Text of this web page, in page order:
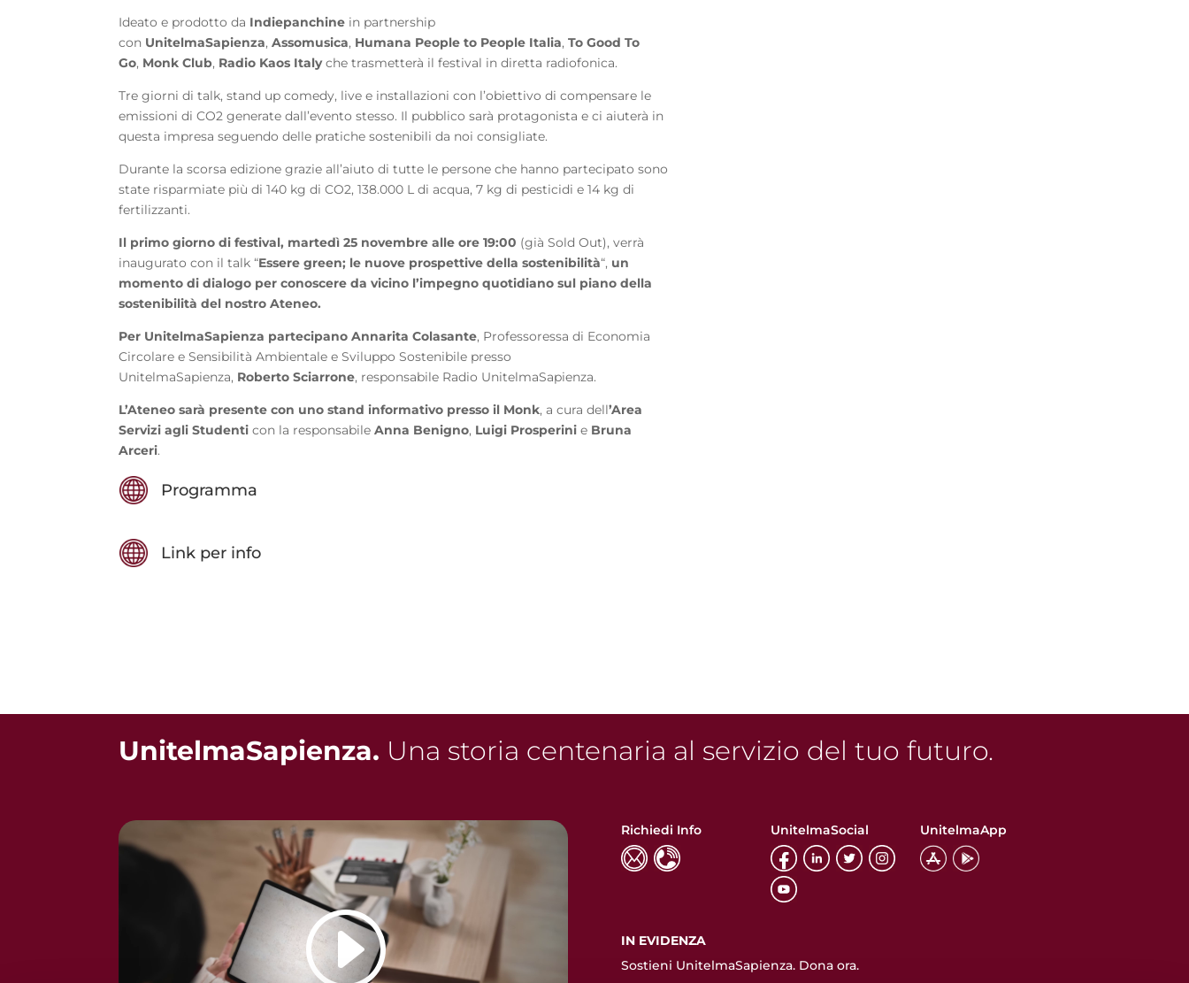
Ideato e prodotto da Indiepanchine in partnership
con UnitelmaSapienza,Assomusica, Humana People to People Italia, To Good To
Go, Monk Club, Radio Kaos Italyche trasmetterà il festival in diretta radiofonica.
Tre giorni di talk, stand up comedy, live e installazioni con l’obiettivo di compensare le
emissioni di CO2 generate dall’evento stesso. Il pubblico sarà protagonista e ci aiuterà in
questa impresa seguendo delle pratiche sostenibili da noi consigliate.
Durante la scorsa edizione grazie all’aiuto di tutte le persone che hanno partecipato sono
state risparmiate più di 140 kg di CO2, 138.000 L di acqua, 7 kg di pesticidi e 14 kg di
fertilizzanti.
Il primo giorno di festival, martedì 25 novembre alle ore 19:00 (già Sold Out), verrà
inaugurato con il talk “Essere green; le nuove prospettive della sostenibilità“, un
momento di dialogo per conoscere da vicino l’impegno quotidiano sul piano della
sostenibilità del nostro Ateneo.
Per UnitelmaSapienza partecipano Annarita Colasante, Professoressa di Economia
Circolare e Sensibilità Ambientale e Sviluppo Sostenibile presso
UnitelmaSapienza, Roberto Sciarrone, responsabile Radio UnitelmaSapienza.
L’Ateneo sarà presente con uno stand informativo presso il Monk, a cura dell’Area
Servizi agli Studenti con la responsabileAnna Benigno, Luigi Prosperini e Bruna
Arceri.
Programma
Link per info
UnitelmaSapienza. Una storia centenaria al servizio del tuo futuro.
Richiedi Info UnitelmaSocial UnitelmaApp
IN EVIDENZA
Sostieni UnitelmaSapienza. Dona ora.